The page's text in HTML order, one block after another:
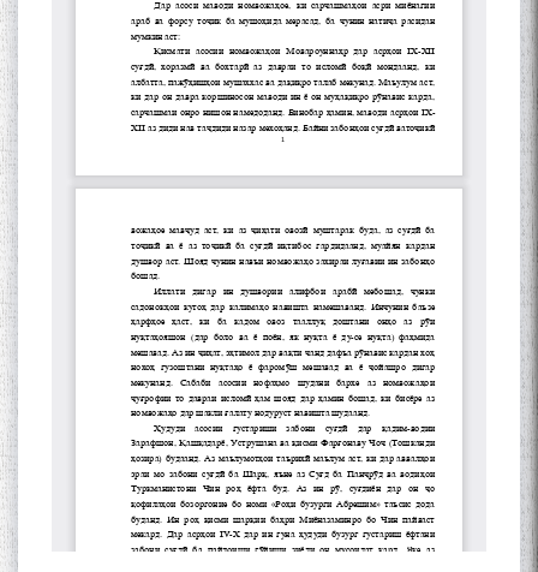
The Persian Gulf Beautiful
poetry from Устод Мумин
Қаноат (Ustod Mumin Qanoat)
Mehrafarin about the conflict
Gulf
Сайри Дарвоз бо Мӯъмин
Қаноат: Чанор ҳам "гап"
мезанад
ШАРҲИ МУЛОҚОТ БО АҲЛИ